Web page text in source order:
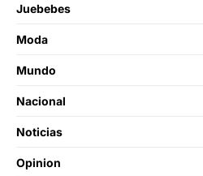
Juebebes
Moda
Mundo
Nacional
Noticias
Opinion